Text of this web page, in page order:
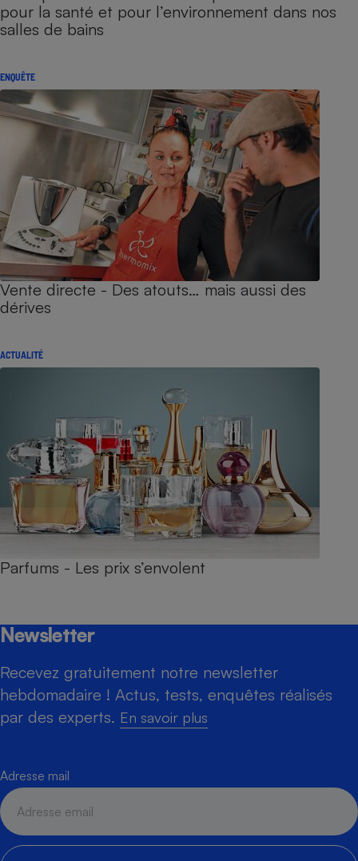
pour la santé et pour l’environnement dans nos
salles de bains
ENQUÊTE
Vente directe - Des atouts… mais aussi des
dérives
ACTUALITÉ
Parfums - Les prix s’envolent
Newsletter
Recevez gratuitement notre newsletter
hebdomadaire ! Actus, tests, enquêtes réalisés
par des experts. En savoir plus
Adresse mail